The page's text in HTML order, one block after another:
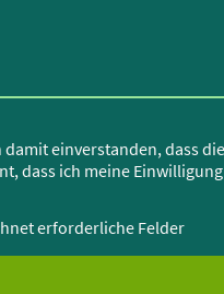
damit einverstanden, dass
dass ich meine
erforderliche Felder